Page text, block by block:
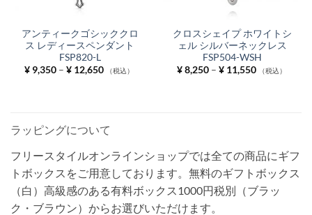
アンティークゴシッククロ
ス レディースペンダント
FSP820-L
¥9,350 – ¥12,650価
格
（税込）
クロスシェイプ ホワイトシ
ェル シルバーネックレス
FSP504-WSH
¥8,250 – ¥11,550価
格
（税込）
ラッピングについて
フリースタイルオンラインショップでは全ての商品にギフ
トボックスをご用意しております。無料のギフトボックス
（白）高級感のある有料ボックス1000円税別（ブラッ
ク・ブラウン）からお選びいただけます。